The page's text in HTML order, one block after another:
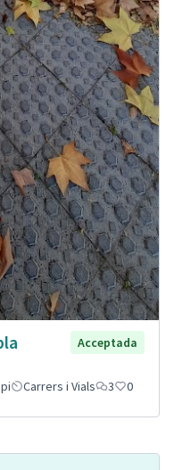
Acceptada
Carrers i Vials 3 0